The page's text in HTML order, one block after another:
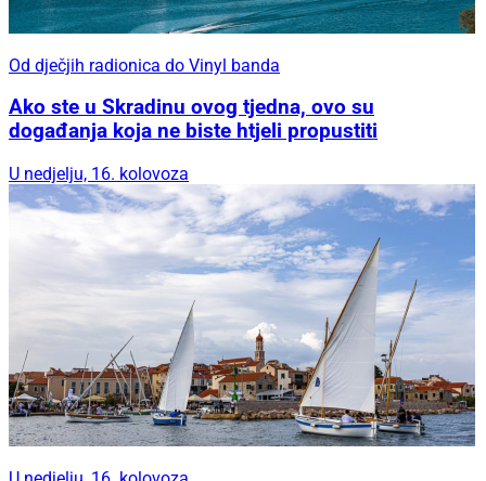
Od dječjih radionica do Vinyl banda
Ako ste u Skradinu ovog tjedna, ovo su
događanja koja ne biste htjeli propustiti
U nedjelju, 16. kolovoza